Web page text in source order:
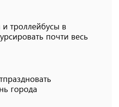
троллейбусы в
почти весь
города